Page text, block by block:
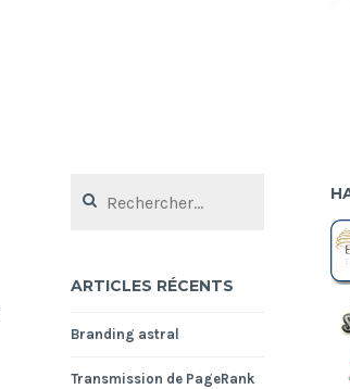
ARTICLES RÉCENTS
Branding astral
Transmission de PageRank